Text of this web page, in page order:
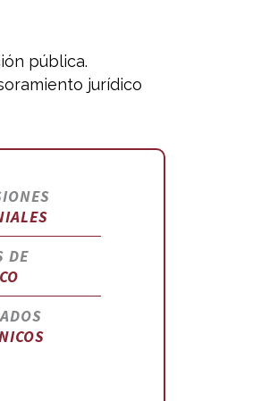
pública.
jurídico
DE